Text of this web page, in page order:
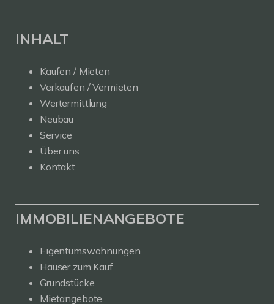
INHALT
Kaufen / Mieten
Verkaufen / Vermieten
Wertermittlung
Neubau
Service
Über uns
Kontakt
IMMOBILIENANGEBOTE
Eigentumswohnungen
Häuser zum Kauf
Grundstücke
Mietangebote